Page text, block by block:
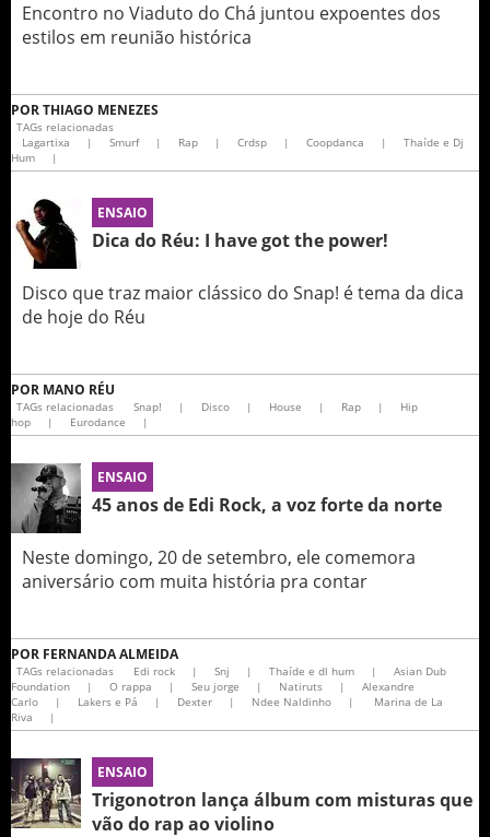
Encontro no Viaduto do Chá juntou expoentes dos
estilos em reunião histórica
PORTHIAGO MENEZES
TAGs relacionadas
Lagartixa
| Smurf | Rap | Crdsp | Coopdanca |
Thaíde e Dj
Hum
|
ENSAIO
Dica do Réu: I have got the power!
Disco que traz maior clássico do Snap! é tema da dica
de hoje do Réu
POR MANO RÉU
TAGs relacionadas Snap! | Disco | House | Rap |
Hip
hop
| Eurodance |
ENSAIO
45 anos de Edi Rock, a voz forte da norte
Neste domingo, 20 de setembro, ele comemora
aniversário com muita história pra contar
POR FERNANDA ALMEIDA
TAGs relacionadas Edi rock | Snj | Thaíde e dl hum |
Asian Dub
Foundation
| O rappa | Seu jorge | Natiruts |
Alexandre
Carlo
| Lakers e Pá | Dexter | Ndee Naldinho |
Marina de La
Riva
|
ENSAIO
Trigonotron lança álbum com misturas que
vão do rap ao violino